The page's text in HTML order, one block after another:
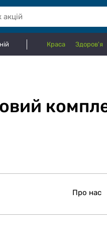
Краса Здоров'я
Про нас